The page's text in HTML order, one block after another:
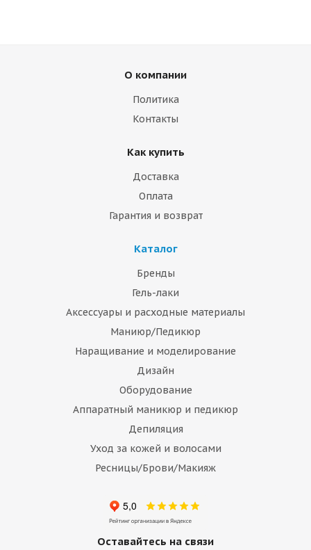
О компании
Политика
Контакты
Как купить
Доставка
Оплата
Гарантия и возврат
Каталог
Бренды
Гель-лаки
Аксессуары и расходные материалы
Маниюр/Педикюр
Наращивание и моделирование
Дизайн
Оборудование
Аппаратный маникюр и педикюр
Депиляция
Уход за кожей и волосами
Ресницы/Брови/Макияж
Оставайтесь на связи